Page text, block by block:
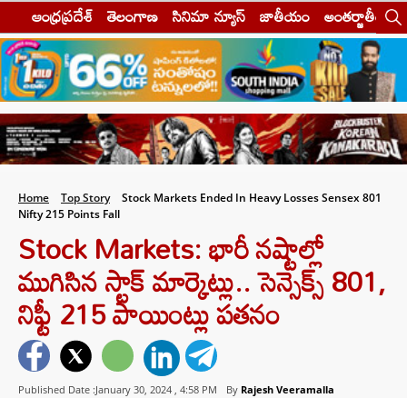
ఆంధ్రప్రదేశ్ తెలంగాణ సినిమా న్యూస్ జాతీయం అంతర్జాతీయం
Home Top Story
Stock Markets Ended In Heavy Losses Sensex 801
Nifty 215 Points Fall
Stock Markets: భారీ నష్టాల్లో
ముగిసిన స్టాక్ మార్కెట్లు.. సెన్సెక్స్ 801,
నిఫ్టీ 215 పాయింట్లు పతనం
Published Date :January 30, 2024 , 4:58 PM By Rajesh Veeramalla